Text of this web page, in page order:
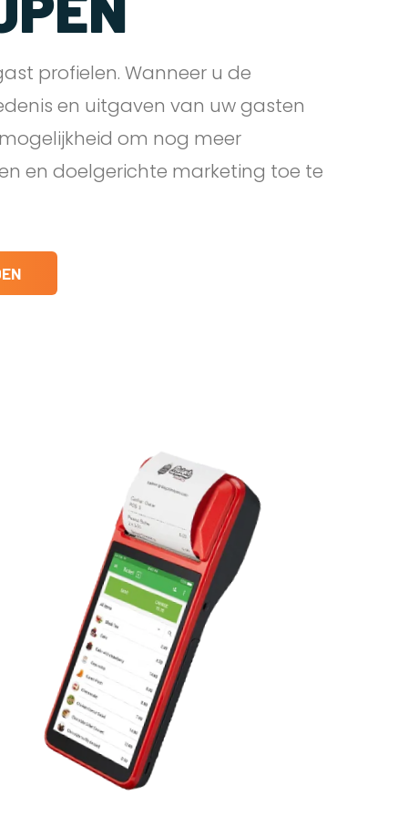
profielen. Wanneer u de
en uitgaven van uw gasten
om nog meer
en doelgerichte marketing toe te